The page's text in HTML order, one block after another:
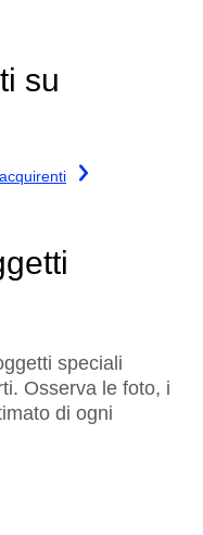
su
speciali
Osserva le foto, i
di ogni